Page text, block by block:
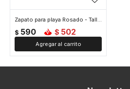
Zapato para playa Rosado - Talle 5
$ 590 $ 502